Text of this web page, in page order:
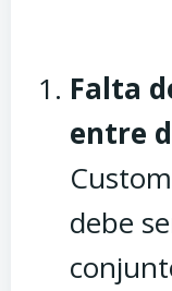
Falta
entre
debe